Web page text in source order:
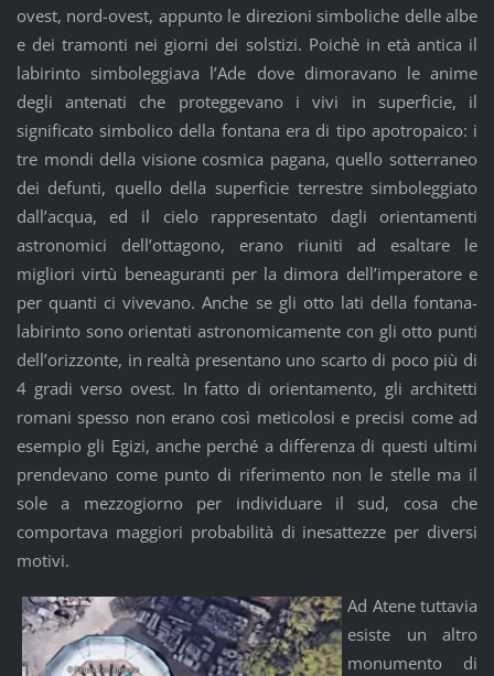
ovest, nord-ovest, appunto le direzioni simboliche delle albe
e dei tramonti nei giorni dei solstizi. Poichè in età antica il
labirinto simboleggiava l’Ade dove dimoravano le anime
degli antenati che proteggevano i vivi in superficie, il
significato simbolico della fontana era di tipo apotropaico: i
tre mondi della visione cosmica pagana, quello sotterraneo
dei defunti, quello della superficie terrestre simboleggiato
dall’acqua, ed il cielo rappresentato dagli orientamenti
astronomici dell’ottagono, erano riuniti ad esaltare le
migliori virtù beneaguranti per la dimora dell’imperatore e
per quanti ci vivevano. Anche se gli otto lati della fontana-
labirinto sono orientati astronomicamente con gli otto punti
dell’orizzonte, in realtà presentano uno scarto di poco più di
4 gradi verso ovest. In fatto di orientamento, gli architetti
romani spesso non erano così meticolosi e precisi come ad
esempio gli Egizi, anche perché a differenza di questi ultimi
prendevano come punto di riferimento non le stelle ma il
sole a mezzogiorno per individuare il sud, cosa che
comportava maggiori probabilità di inesattezze per diversi
motivi.
Ad Atene tuttavia
esiste un altro
monumento di